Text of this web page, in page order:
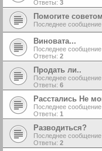
Ответы: 3
Помогите
Последнее сообщение
Виновата...
Последнее сообщение
Ответы: 2
Продать ли..
Последнее сообщение
Ответы: 6
Расстались Не
Последнее сообщение
Ответы: 1
Разводиться?
Последнее сообщение
Ответы: 2